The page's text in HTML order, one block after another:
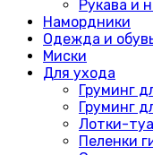
Рукава и
Намордники
Одежда и
Миски
Для ухода
Груминг
Груминг
Лотки-
Пеленки